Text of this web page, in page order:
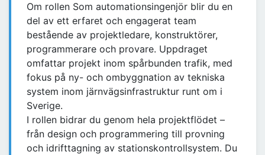
Om rollen Som automationsingenjör blir du en
del av ett erfaret och engagerat team
bestående av projektledare, konstruktörer,
programmerare och provare. Uppdraget
omfattar projekt inom spårbunden trafik, med
fokus på ny- och ombyggnation av tekniska
system inom järnvägsinfrastruktur runt om i
Sverige.
I rollen bidrar du genom hela projektflödet –
från design och programmering till provning
och idrifttagning av stationskontrollsystem. Du